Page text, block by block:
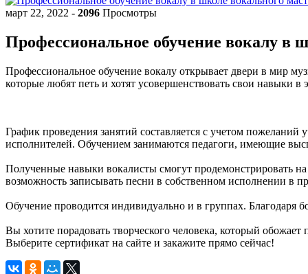
март 22, 2022 - 2096 Просмотры
Профессиональное обучение вокалу в
Профессиональное обучение вокалу открывает двери в мир
которые любят петь и хотят усовершенствовать свои навыки в
График проведения занятий составляется с учетом
исполнителей. Обучением занимаются педагоги, имеющие
Полученные навыки вокалисты смогут продемонстрировать
возможность записывать песни в собственном исполнении в
Обучение проводится индивидуально и в группах. Благодаря
Вы хотите порадовать творческого человека, который
Выберите сертификат на сайте и закажите прямо сейчас!